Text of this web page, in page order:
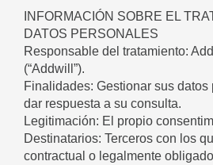
INFORMACIÓN SOBRE EL
DATOS PERSONALES
Responsable del tratamiento:
(“Addwill”).
Finalidades: Gestionar sus datos
dar respuesta a su consulta.
Legitimación: El propio
Destinatarios: Terceros con los
contractual o legalmente